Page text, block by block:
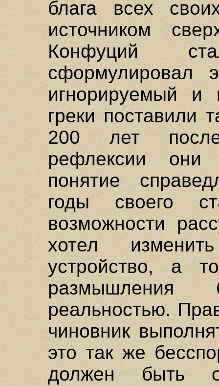
блага всех
источником
Конфуций
сформулировал
игнорируемый
греки поставили
200 лет
рефлексии они
понятие
годы своего
возможности
хотел
устройство, а
реальностью.
чиновник
это так же
должен быть